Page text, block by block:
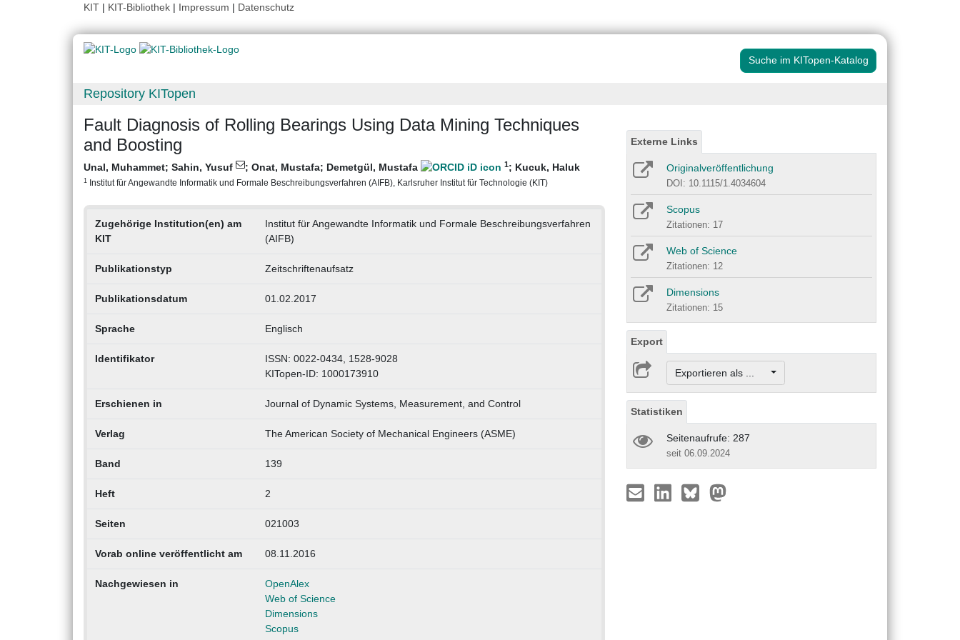
KIT | KIT-Bibliothek | Impressum | Datenschutz
Suche im KITopen-Katalog
Repository KITopen
Fault Diagnosis of Rolling Bearings Using Data Mining Techniques
and Boosting
Unal, Muhammet; Sahin, Yusuf ; Onat, Mustafa; Demetgül, Mustafa 1; Kucuk, Haluk
1 Institut für Angewandte Informatik und Formale Beschreibungsverfahren (AIFB), Karlsruher Institut für Technologie (KIT)
Zugehörige Institution(en) am
KIT
Institut für Angewandte Informatik und Formale Beschreibungsverfahren
(AIFB)
Publikationstyp Zeitschriftenaufsatz
Publikationsdatum 01.02.2017
Sprache Englisch
Identifikator
ISSN: 0022-0434, 1528-9028
KITopen-ID: 1000173910
Erschienen in Journal of Dynamic Systems, Measurement, and Control
Verlag The American Society of Mechanical Engineers (ASME)
Band 139
Heft 2
Seiten 021003
Vorab online veröffentlicht am 08.11.2016
Nachgewiesen in
OpenAlex
Web of Science
Dimensions
Scopus
Externe Links
Originalveröffentlichung
DOI: 10.1115/1.4034604
Scopus
Zitationen: 17
Web of Science
Zitationen: 12
Dimensions
Zitationen: 15
Export
Exportieren als ...
Statistiken
Seitenaufrufe: 287
seit 06.09.2024